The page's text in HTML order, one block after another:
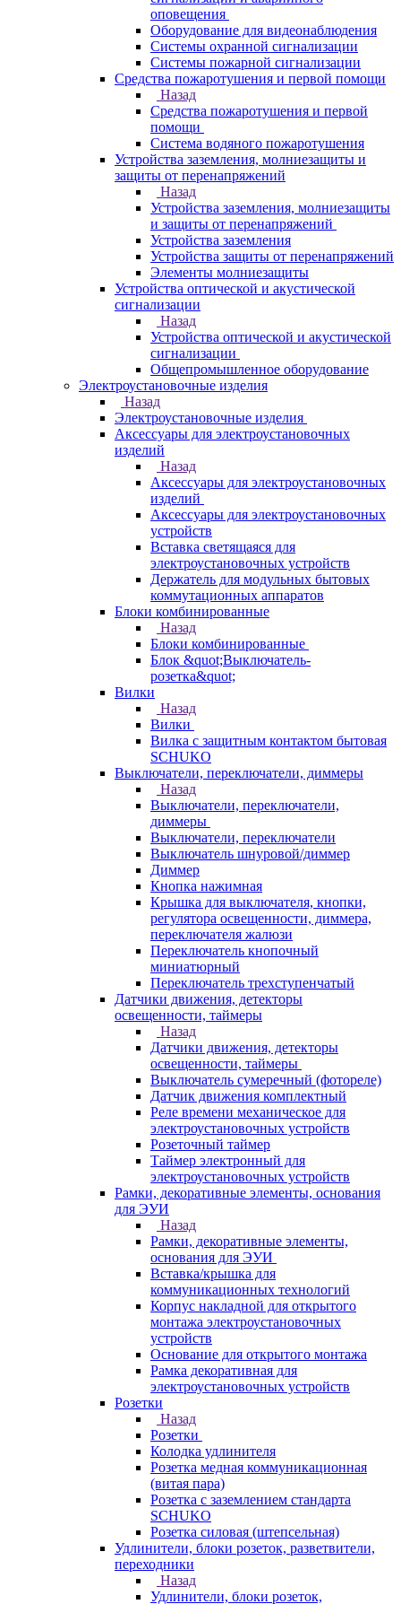
оповещения
Оборудование для видеонаблюдения
Системы охранной сигнализации
Системы пожарной сигнализации
Средства пожаротушения и первой помощи
Назад
Средства пожаротушения и первой
помощи
Система водяного пожаротушения
Устройства заземления, молниезащиты и
защиты от перенапряжений
Назад
Устройства заземления, молниезащиты
и защиты от перенапряжений
Устройства заземления
Устройства защиты от перенапряжений
Элементы молниезащиты
Устройства оптической и акустической
сигнализации
Назад
Устройства оптической и акустической
сигнализации
Общепромышленное оборудование
Электроустановочные изделия
Назад
Электроустановочные изделия
Аксессуары для электроустановочных
изделий
Назад
Аксессуары для электроустановочных
изделий
Аксессуары для электроустановочных
устройств
Вставка светящаяся для
электроустановочных устройств
Держатель для модульных бытовых
коммутационных аппаратов
Блоки комбинированные
Назад
Блоки комбинированные
Блок &quot;Выключатель-
розетка&quot;
Вилки
Назад
Вилки
Вилка с защитным контактом бытовая
SCHUKO
Выключатели, переключатели, диммеры
Назад
Выключатели, переключатели,
диммеры
Выключатели, переключатели
Выключатель шнуровой/диммер
Диммер
Кнопка нажимная
Крышка для выключателя, кнопки,
регулятора освещенности, диммера,
переключателя жалюзи
Переключатель кнопочный
миниатюрный
Переключатель трехступенчатый
Датчики движения, детекторы
освещенности, таймеры
Назад
Датчики движения, детекторы
освещенности, таймеры
Выключатель сумеречный (фотореле)
Датчик движения комплектный
Реле времени механическое для
электроустановочных устройств
Розеточный таймер
Таймер электронный для
электроустановочных устройств
Рамки, декоративные элементы, основания
для ЭУИ
Назад
Рамки, декоративные элементы,
основания для ЭУИ
Вставка/крышка для
коммуникационных технологий
Корпус накладной для открытого
монтажа электроустановочных
устройств
Основание для открытого монтажа
Рамка декоративная для
электроустановочных устройств
Розетки
Назад
Розетки
Колодка удлинителя
Розетка медная коммуникационная
(витая пара)
Розетка с заземлением стандарта
SCHUKO
Розетка силовая (штепсельная)
Удлинители, блоки розеток, разветвители,
переходники
Назад
Удлинители, блоки розеток,